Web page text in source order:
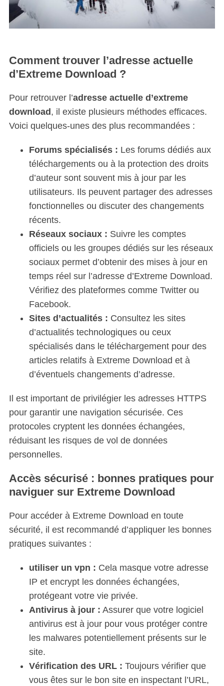
Comment trouver l’adresse actuelle
d’Extreme Download ?
Pour retrouver l’adresse actuelle d’extreme
download , il existe plusieurs méthodes efficaces.
Voici quelques-unes des plus recommandées :
Forums spécialisés : Les forums dédiés aux
téléchargements ou à la protection des droits
d’auteur sont souvent mis à jour par les
utilisateurs. Ils peuvent partager des adresses
fonctionnelles ou discuter des changements
récents.
Réseaux sociaux : Suivre les comptes
officiels ou les groupes dédiés sur les réseaux
sociaux permet d’obtenir des mises à jour en
temps réel sur l’adresse d’Extreme Download.
Vérifiez des plateformes comme Twitter ou
Facebook.
Sites d’actualités : Consultez les sites
d’actualités technologiques ou ceux
spécialisés dans le téléchargement pour des
articles relatifs à Extreme Download et à
d’éventuels changements d’adresse.
Il est important de privilégier les adresses HTTPS
pour garantir une navigation sécurisée. Ces
protocoles cryptent les données échangées,
réduisant les risques de vol de données
personnelles.
Accès sécurisé : bonnes pratiques pour
naviguer sur Extreme Download
Pour accéder à Extreme Download en toute
sécurité, il est recommandé d’appliquer les bonnes
pratiques suivantes :
utiliser un vpn : Cela masque votre adresse
IP et encrypt les données échangées,
protégeant votre vie privée.
Antivirus à jour : Assurer que votre logiciel
antivirus est à jour pour vous protéger contre
les malwares potentiellement présents sur le
site.
Vérification des URL : Toujours vérifier que
vous êtes sur le bon site en inspectant l’URL,